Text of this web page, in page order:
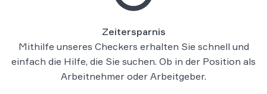
Zeitersparnis
Mithilfe unseres Checkers erhalten Sie schnell und
einfach die Hilfe, die Sie suchen. Ob in der Position als
Arbeitnehmer oder Arbeitgeber.